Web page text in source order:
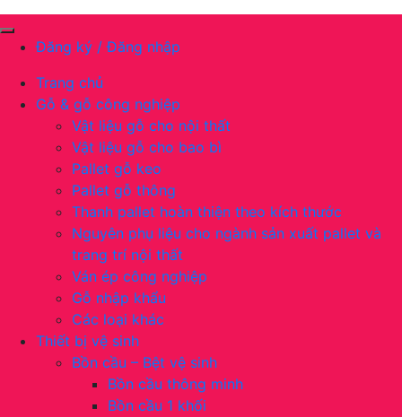
Đăng ký / Đăng nhập
Trang chủ
Gỗ & gỗ công nghiệp
Vật liệu gỗ cho nội thất
Vật liệu gỗ cho bao bì
Pallet gỗ keo
Pallet gỗ thông
Thanh pallet hoàn thiện theo kích thước
Nguyên phụ liệu cho ngành sản xuất pallet và
trang trí nội thất
Ván ép công nghiệp
Gỗ nhập khẩu
Các loại khác
Thiết bị vệ sinh
Bồn cầu – Bệt vệ sinh
Bồn cầu thông minh
Bồn cầu 1 khối